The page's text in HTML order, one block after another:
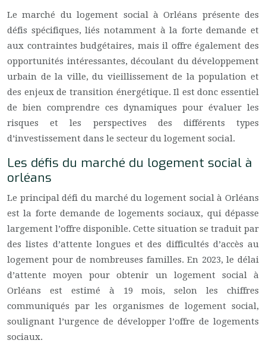
Le marché du logement social à Orléans présente des
défis spécifiques, liés notamment à la forte demande et
aux contraintes budgétaires, mais il offre également des
opportunités intéressantes, découlant du développement
urbain de la ville, du vieillissement de la population et
des enjeux de transition énergétique. Il est donc essentiel
de bien comprendre ces dynamiques pour évaluer les
risques et les perspectives des différents types
d’investissement dans le secteur du logement social.
Les défis du marché du logement social à
orléans
Le principal défi du marché du logement social à Orléans
est la forte demande de logements sociaux, qui dépasse
largement l’offre disponible. Cette situation se traduit par
des listes d’attente longues et des difficultés d’accès au
logement pour de nombreuses familles. En 2023, le délai
d’attente moyen pour obtenir un logement social à
Orléans est estimé à 19 mois, selon les chiffres
communiqués par les organismes de logement social,
soulignant l’urgence de développer l’offre de logements
sociaux.